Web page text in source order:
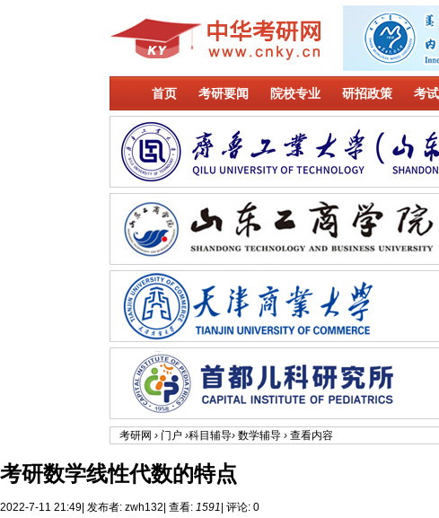
首页 考研要闻 院校专业 研招政策 考
考研网 › 门户 ›科目辅导› 数学辅导 › 查看内容
考研数学线性代数的特点
2022-7-11 21:49 发布者: zwh132 查看: 1591 评论: 0